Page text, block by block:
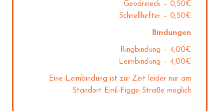
Geodreieck – 0,50€
Schnellhefter – 0,50€
Bindungen
Ringbindung – 4,00€
Leimbindung – 4,00€
Eine Leimbindung ist zur Zeit leider nur am
Standort Emil-Figge-Straße möglich